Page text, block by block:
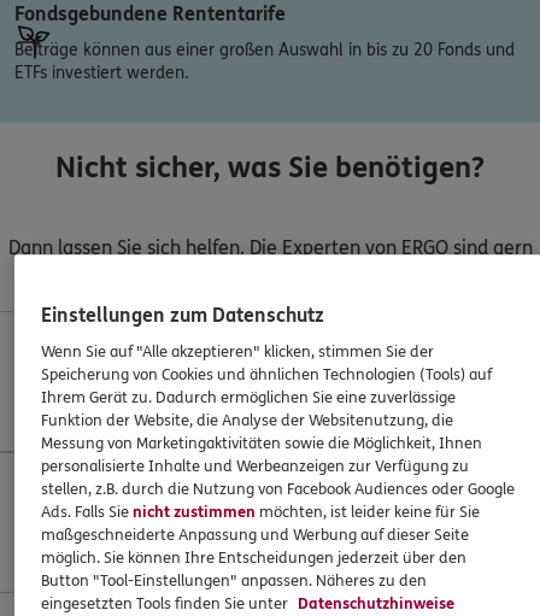
Fondsgebundene Rententarife
Beiträge können aus einer großen Auswahl in bis zu 20 Fonds und
ETFs investiert werden.
Nicht sicher, was Sie benötigen?
Dann lassen Sie sich helfen. Die Experten von ERGO sind gern
Mo–Sa 7–20 Uhr (gebührenfrei)
Rufen Sie an!
Ihr ERGO Berater
Gleich Termin vereinbaren!
Per Chat
Ein Klick und los gehts!
Einstellungen zum Datenschutz
Wenn Sie auf "Alle akzeptieren" klicken, stimmen Sie der
Speicherung von Cookies und ähnlichen Technologien (Tools) auf
Ihrem Gerät zu. Dadurch ermöglichen Sie eine zuverlässige
Funktion der Website, die Analyse der Websitenutzung, die
Messung von Marketingaktivitäten sowie die Möglichkeit, Ihnen
personalisierte Inhalte und Werbeanzeigen zur Verfügung zu
stellen, z.B. durch die Nutzung von Facebook Audiences oder Google
Ads. Falls Sienicht zustimmen möchten, ist leider keine für Sie
maßgeschneiderte Anpassung und Werbung auf dieser Seite
möglich. Sie können Ihre Entscheidungen jederzeit über den
Button "Tool-Einstellungen" anpassen. Näheres zu den
eingesetzten Tools finden Sie unter Datenschutzhinweise